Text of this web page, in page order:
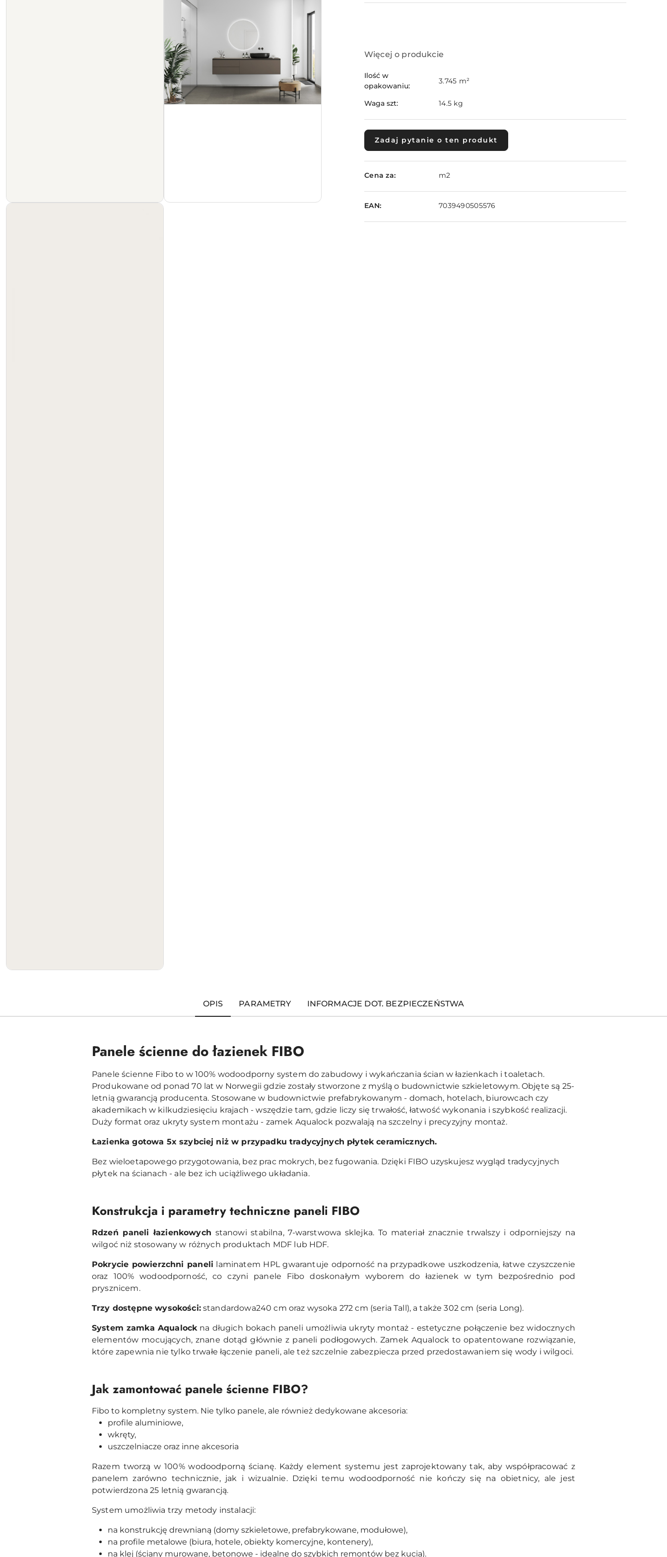
Dostępność
i
dostawa
Więcej o produkcie
Ilość w
opakowaniu:
3.745 m²
Waga szt: 14.5 kg
Zadaj pytanie o ten produkt
Cena za: m2
EAN: 7039490505576
OPIS PARAMETRY INFORMACJE DOT. BEZPIECZEŃSTWA
Panele ścienne do łazienek FIBO
Panele ścienne Fibo to w 100% wodoodporny system do zabudowy i wykańczania ścian w łazienkach i toaletach.
Produkowane od ponad 70 lat w Norwegii gdzie zostały stworzone z myślą o budownictwie szkieletowym. Objęte są 25-
letnią gwarancją producenta. Stosowane w budownictwie prefabrykowanym - domach, hotelach, biurowcach czy
akademikach w kilkudziesięciu krajach - wszędzie tam, gdzie liczy się trwałość, łatwość wykonania i szybkość realizacji.
Duży format oraz ukryty system montażu - zamek Aqualock pozwalają na szczelny i precyzyjny montaż.
Łazienka gotowa 5x szybciej niż w przypadku tradycyjnych płytek ceramicznych.
Bez wieloetapowego przygotowania, bez prac mokrych, bez fugowania. Dzięki FIBO uzyskujesz wygląd tradycyjnych
płytek na ścianach - ale bez ich uciążliwego układania.
Konstrukcja i parametry techniczne paneli FIBO
Rdzeń paneli łazienkowych stanowi stabilna, 7-warstwowa sklejka. To materiał znacznie trwalszy i odporniejszy na
wilgoć niż stosowany w różnych produktach MDF lub HDF.
Pokrycie powierzchni paneli laminatem HPL gwarantuje odporność na przypadkowe uszkodzenia, łatwe czyszczenie
oraz 100% wodoodporność, co czyni panele Fibo doskonałym wyborem do łazienek w tym bezpośrednio pod
prysznicem.
Trzy dostępne wysokości:standardowa240 cm oraz wysoka 272 cm (seria Tall), a także 302 cm (seria Long).
System zamka Aqualockna długich bokach paneli umożliwia ukryty montaż - estetyczne połączenie bez widocznych
elementów mocujących, znane dotąd głównie z paneli podłogowych. Zamek Aqualock to opatentowane rozwiązanie,
które zapewnia nie tylko trwałe łączenie paneli, ale też szczelnie zabezpiecza przed przedostawaniem się wody i wilgoci.
Jak zamontować panele ścienne FIBO?
Fibo to kompletny system. Nie tylko panele, ale również dedykowane akcesoria:
profile aluminiowe,
wkręty,
uszczelniacze oraz inne akcesoria
Razem tworzą w 100% wodoodporną ścianę. Każdy element systemu jest zaprojektowany tak, aby współpracować z
panelem zarówno technicznie, jak i wizualnie. Dzięki temu wodoodporność nie kończy się na obietnicy, ale jest
potwierdzona 25 letnią gwarancją.
System umożliwia trzy metody instalacji:
na konstrukcję drewnianą (domy szkieletowe, prefabrykowane, modułowe),
na profile metalowe (biura, hotele, obiekty komercyjne, kontenery),
na klej (ściany murowane, betonowe - idealne do szybkich remontów bez kucia).